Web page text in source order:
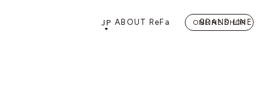
ONLINE SHOP
JP ABOUT ReFa BRAND LINE